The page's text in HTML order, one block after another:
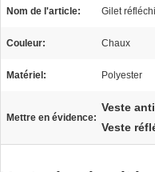
Nom de l'article: Gilet
Couleur: Chaux
Matériel: Polyester
Mettre en évidence:
Veste
Veste